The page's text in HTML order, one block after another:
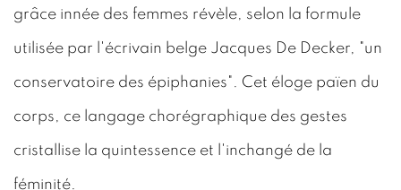
grâce innée des femmes révèle, selon la formule
utilisée par l'écrivain belge Jacques De Decker, "un
conservatoire des épiphanies". Cet éloge païen du
corps, ce langage chorégraphique des gestes
cristallise la quintessence et l'inchangé de la
féminité.